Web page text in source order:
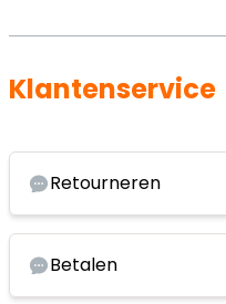
Klantenservice
Retourneren
Betalen